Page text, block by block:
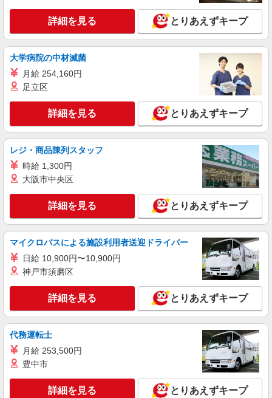
詳細を見る
正社員
株式会社リジョイスカンパニー（120101）
月給257400円以上 ※固定残業代20H分32500
円含む（別途超過分支給） ※研修期間2ヶ月間
虎の門病院（東京都港区虎ノ門2-2-2）
キープ 詳細を見る
パート
高橋工業株式会社
オフィスビルの日常清掃
時給1,400円〜1600円 ※経験・資格による
東京都港区
キープ 詳細を見る
パート
高橋工業株式会社
オフィスビル（マンション含む）の清掃スタッ
時給1,500円〜1,600円 ※経験等による
キープ 詳細を見る
詳細を見る とりあえずキープ
大学病院の中材滅菌
月給 254,160円
足立区
詳細を見る とりあえずキープ
レジ・商品陳列スタッフ
時給 1,300円
大阪市中央区
詳細を見る とりあえずキープ
マイクロバスによる施設利用者送迎ドライバー
日給 10,900円〜10,900円
神戸市須磨区
詳細を見る とりあえずキープ
代務運転士
月給 253,500円
豊中市
詳細を見る とりあえずキープ